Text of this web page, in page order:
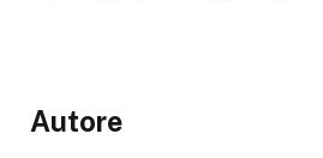
Autore